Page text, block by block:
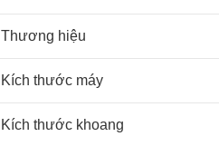
Thương hiệu
Kích thước máy
Kích thước khoang